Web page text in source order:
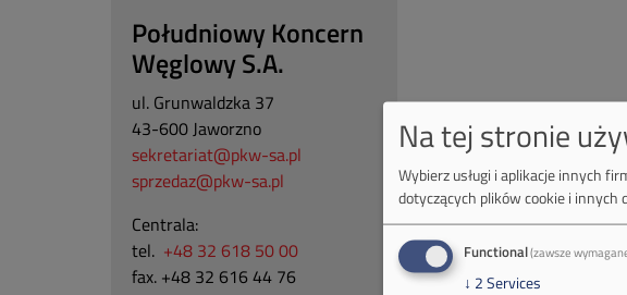
Południowy Koncern
Węglowy S.A.
ul. Grunwaldzka 37
43-600 Jaworzno
sekretariat@pkw-sa.pl
sprzedaz@pkw-sa.pl
Centrala:
tel. +48 32 618 50 00
fax. +48 32 616 44 76
Na tej stronie
Wybierz usługi i aplikacje innych
dotyczących plików cookie i
Functional(zawsze
↓ 2Services